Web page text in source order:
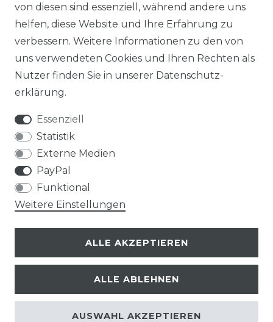
© Copyright 2026 | Alle Rechte vorbehalten.
von diesen sind essenziell, während andere uns
helfen, diese Website und Ihre Erfahrung zu
verbessern. Weitere Informationen zu den von
uns verwendeten Cookies und Ihren Rechten als
Nutzer finden Sie in unserer Daten­schutz­
erklärung.
Essenziell
Statistik
Externe Medien
PayPal
Funktional
Weitere Einstellungen
ALLE AKZEPTIEREN
ALLE ABLEHNEN
AUSWAHL AKZEPTIEREN